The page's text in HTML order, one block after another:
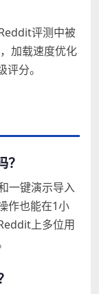
评测中被
加载速度优化
分。
一键演示导入
作也能在1小
上多位用